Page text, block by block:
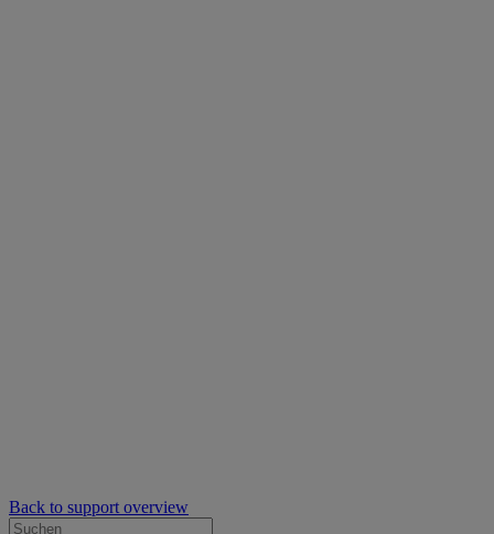
Back to support overview